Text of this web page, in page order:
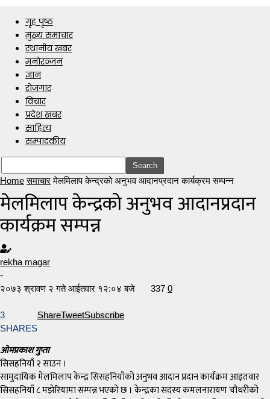
गृह पृष्ठ
मुख्य समाचार
स्थानीय खबर
मनोरञ्जन
ज्ञान
रोजगार
विचार
प्रदेश खबर
साहित्य
सम्पादकीय
Home समाचार मेलमिलाप केन्द्रको अनुभव आदानप्रदान कार्यक्रम सम्पन्न
मेलमिलाप केन्द्रको अनुभव आदानप्रदान
कार्यक्रम सम्पन्न
rekha magar
-
२०७३ श्रावण २ गते आईतवार १२:०४ बजे
337 0
3
SHARES
ShareTweetSubscribe
ओमप्रकाश गुप्ता
सिसहनियाँ २ साउन ।
सामुदायिक मेलमिलाप केन्द्र सिसहनियाँको अनुभव आदान प्रदान कार्यक्रम आइतवार
सिसहनियाँ ८ मझेरियामा सम्पन्न भएको छ । केन्द्रका सदस्य कमलनारायण चौधरीको